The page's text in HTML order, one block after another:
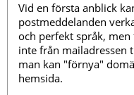
Vid en första anblick
postmeddelanden
och perfekt språk,
inte från mailadressen
man kan "förnya"
hemsida.